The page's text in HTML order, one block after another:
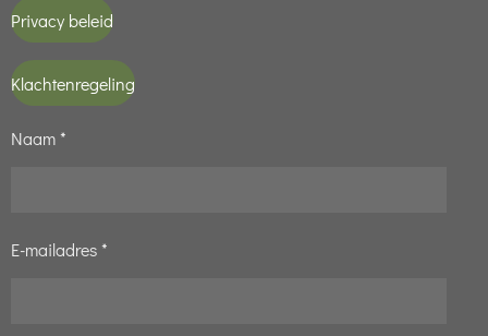
Privacy beleid
Klachtenregeling
Naam *
E-mailadres *